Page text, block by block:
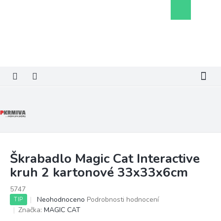
košík
Škrabadlo Magic Cat Interactive
kruh 2 kartonové 33x33x6cm
5747
TIP
Průměrné
hodnocení
Neohodnoceno Podrobnosti hodnocení
Značka: MAGIC CAT